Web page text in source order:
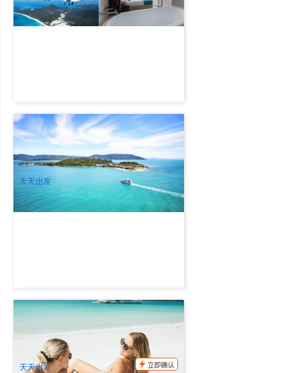
白日梦岛 | 一日浪漫海岛风光 Daydream
Island Escape Day Tour (艾尔利出发/返
回) 含午餐及水上活动
198 已预订
AUD $148.00 $154.00
PPP08562
天天出发
白天堂海滩半日巡航游(Half Day
Whitehaven Beach & Whitsundays
Islands) | 汉密尔顿岛出发
997 已预订
$155.00
PPP07056
天天出发
立即确认